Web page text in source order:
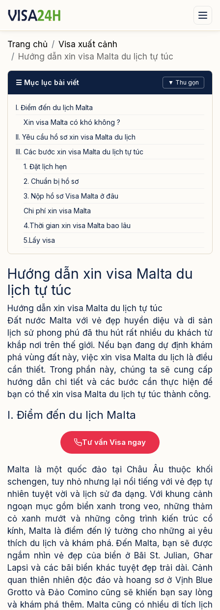
Visa xuất cảnh Visa nhập cảnh
Tư vấn ngay qua Zalo
Trang chủ
Visa xuất cảnh
Hướng dẫn xin visa Malta du lịch tự túc
☰ Mục lục bài viết ▼ Thu gọn
I. Điểm đến du lịch Malta
Xin visa Malta có khó không ?
II. Yêu cầu hồ sơ xin visa Malta du lịch
III. Các bước xin visa Malta du lịch tự túc
1. Đặt lịch hẹn
2. Chuẩn bị hồ sơ
3. Nộp hồ sơ Visa Malta ở đâu
Chi phí xin visa Malta
4.Thời gian xin visa Malta bao lâu
5.Lấy visa
V. Mẹo tăng tỷ lệ đạt visa Malta
Cần tư vấn Dịch vụ xin visa Malta của Visa24h
Hướng dẫn xin visa Malta du
lịch tự túc
Hướng dẫn xin visa Malta du lịch tự túc
Đất nước Malta với vẻ đẹp huyền diệu và di sản
lịch sử phong phú đã thu hút rất nhiều du khách từ
khắp nơi trên thế giới. Nếu bạn đang dự định khám
phá vùng đất này, việc xin visa Malta du lịch là điều
cần thiết. Trong phần này, chúng ta sẽ cung cấp
hướng dẫn chi tiết và các bước cần thực hiện để
bạn có thể xin visa Malta du lịch tự túc thành công.
I. Điểm đến du lịch Malta
Tư vấn Visa ngay
Malta là một quốc đảo tại Châu Âu thuộc khối
schengen, tuy nhỏ nhưng lại nổi tiếng với vẻ đẹp tự
nhiên tuyệt vời và lịch sử đa dạng. Với khung cảnh
ngoạn mục gồm biển xanh trong veo, những thảm
cỏ xanh mướt và những công trình kiến trúc cổ
kính, Malta là điểm đến lý tưởng cho những ai yêu
thích du lịch và khám phá. Đến Malta, bạn sẽ được
ngắm nhìn vẻ đẹp của biển ở Bãi St. Julian, Għar
Lapsi và các bãi biển khác tuyệt đẹp trải dài. Cảnh
quan thiên nhiên độc đáo và hoang sơ ở Vịnh Blue
Grotto và Đảo Comino cũng sẽ khiến bạn say lòng
và khám phá thêm. Malta cũng có nhiều di tích lịch